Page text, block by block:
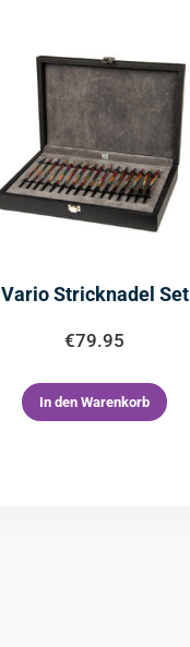
Vario Stricknadel Set
€79.95
In den Warenkorb